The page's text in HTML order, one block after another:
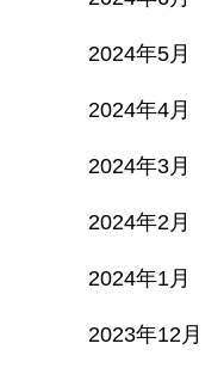
2024年5月
2024年4月
2024年3月
2024年2月
2024年1月
2023年12月